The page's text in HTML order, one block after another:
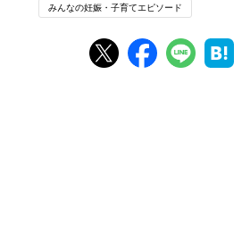
◾️拭くのが面倒
「洗った食器を布巾で拭くのが面倒。
い気がするから、基本は水切りかごに
みんなの妊娠・子育てエピソード